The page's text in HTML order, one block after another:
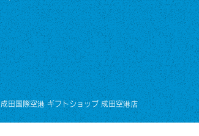
成田国際空港 ギフトショップ 成田空港店